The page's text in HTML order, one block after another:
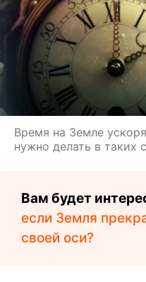
Время на Земле
нужно делать в таких
Вам будет
если Земля
своей оси?